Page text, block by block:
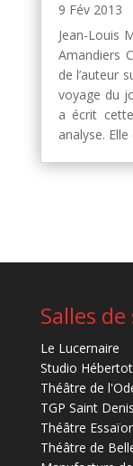
9 Fév 2013
Jean-Louis
Amandiers
de l’auteur
voyage du
a écrit
analyse.
Salles
Le Lucernaire
Studio Hébertot
Théâtre de
TGP Saint Denis
Théâtre
Théâtre de